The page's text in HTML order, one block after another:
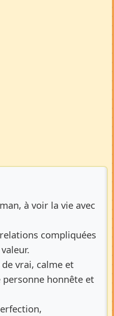
à voir la vie avec
compliquées
de vrai, calme et
personne honnête et